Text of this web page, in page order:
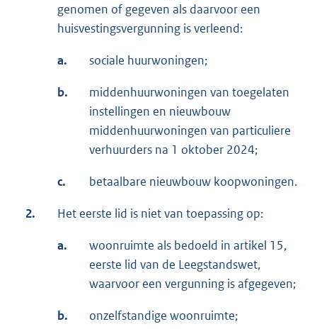
genomen of gegeven als daarvoor een
huisvestingsvergunning is verleend:
a. sociale huurwoningen;
b.
middenhuurwoningen van toegelaten
instellingen en nieuwbouw
middenhuurwoningen van particuliere
verhuurders na 1 oktober 2024;
c. betaalbare nieuwbouw koopwoningen.
2. Het eerste lid is niet van toepassing op:
a.
woonruimte als bedoeld in artikel 15,
eerste lid van de Leegstandswet,
waarvoor een vergunning is afgegeven;
b. onzelfstandige woonruimte;